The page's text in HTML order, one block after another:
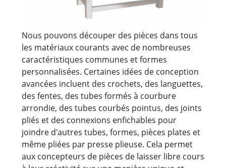
Nous pouvons découper des pièces dans tous
les matériaux courants avec de nombreuses
caractéristiques communes et formes
personnalisées. Certaines idées de conception
avancées incluent des crochets, des languettes,
des fentes, des tubes formés à courbure
arrondie, des tubes courbés pointus, des joints
pliés et des connexions enfichables pour
joindre d'autres tubes, formes, pièces plates et
même pliées par presse plieuse. Cela permet
aux concepteurs de pièces de laisser libre cours